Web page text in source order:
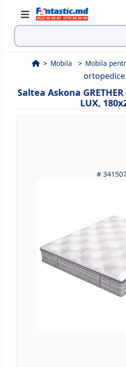
Cauta
Mobila Mobila
ortopedice
Saltea Askona GRETHER
LUX,
#